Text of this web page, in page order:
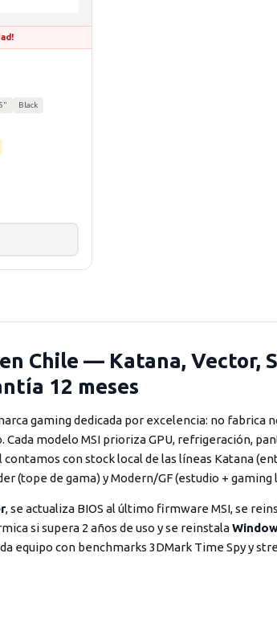
Black
Chile — Katana, Vector,
12 meses
gaming dedicada por excelencia: no fabrica
modelo MSI prioriza GPU, refrigeración,
con stock local de las líneas Katana
(tope de gama) y Modern/GF (estudio + gaming
, se actualiza BIOS al último firmware MSI, se
si supera 2 años de uso y se reinstala
equipo con benchmarks 3DMark Time Spy y